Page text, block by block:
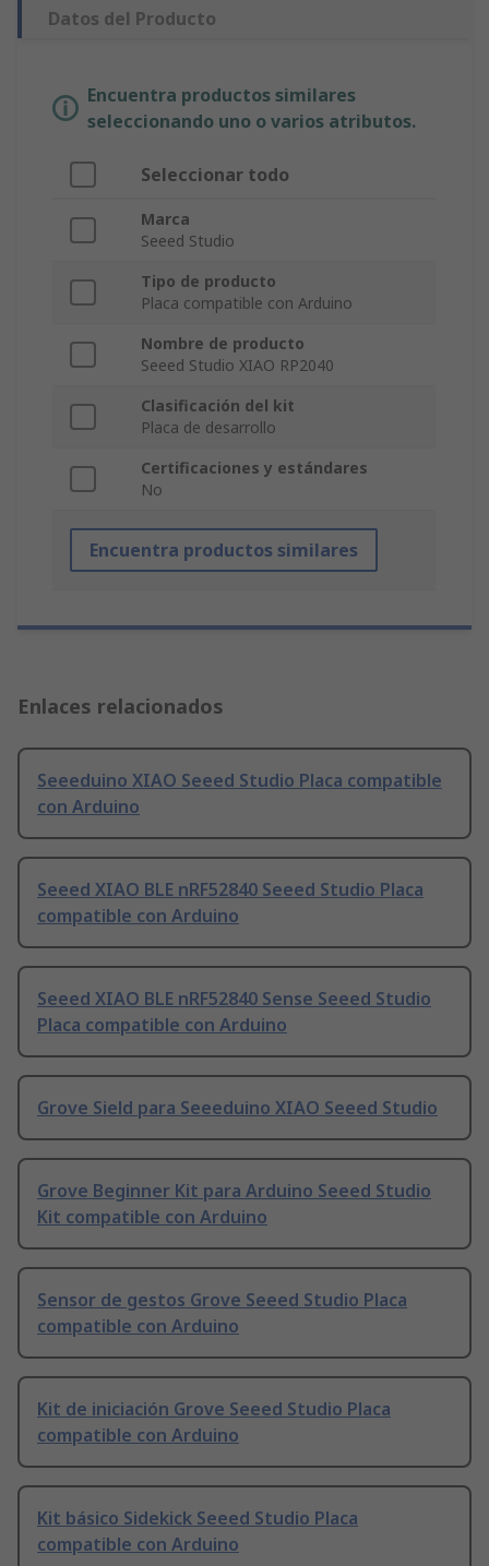
Datos del Producto
Encuentra productos similares
seleccionando uno o varios atributos.
Seleccionar todo
Marca
Seeed Studio
Tipo de producto
Placa compatible con Arduino
Nombre de producto
Seeed Studio XIAO RP2040
Clasificación del kit
Placa de desarrollo
Certificaciones y estándares
No
Encuentra productos similares
Enlaces relacionados
Seeeduino XIAO Seeed Studio Placa compatible
con Arduino
Seeed XIAO BLE nRF52840 Seeed Studio Placa
compatible con Arduino
Seeed XIAO BLE nRF52840 Sense Seeed Studio
Placa compatible con Arduino
Grove Sield para Seeeduino XIAO Seeed Studio
Grove Beginner Kit para Arduino Seeed Studio
Kit compatible con Arduino
Sensor de gestos Grove Seeed Studio Placa
compatible con Arduino
Kit de iniciación Grove Seeed Studio Placa
compatible con Arduino
Kit básico Sidekick Seeed Studio Placa
compatible con Arduino